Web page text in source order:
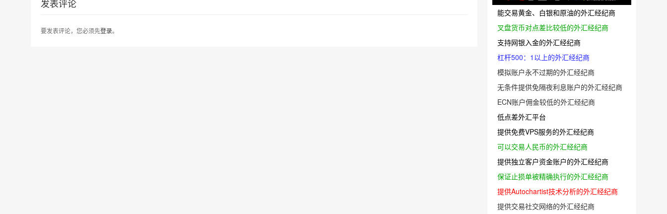
发表评论
要发表评论，您必须先登录。
能交易黄金、白银和原油的外汇经纪商
叉盘货币对点差比较低的外汇经纪商
支持网银入金的外汇经纪商
杠杆500：1以上的外汇经纪商
模拟账户永不过期的外汇经纪商
无条件提供免隔夜利息账户的外汇经纪商
ECN账户佣金较低的外汇经纪商
低点差外汇平台
提供免费VPS服务的外汇经纪商
可以交易人民币的外汇经纪商
提供独立客户资金账户的外汇经纪商
保证止损单被精确执行的外汇经纪商
提供Autochartist技术分析的外汇经纪商
提供交易社交网络的外汇经纪商